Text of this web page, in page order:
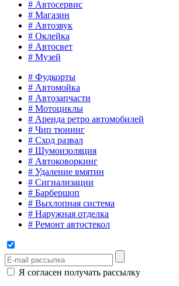
# Автосервис
# Магазин
# Автозвук
# Оклейка
# Автосвет
# Музей
# Фудкорты
# Автомойка
# Автозапчасти
# Мотоциклы
# Aренда ретро автомобилей
# Чип тюнинг
# Сход развал
# Шумоизоляция
# Автоковоркинг
# Удаление вмятин
# Сигнализации
# Барбершоп
# Выхлопная система
# Наружная отделка
# Ремонт автостекол
Я согласен получать рассылку